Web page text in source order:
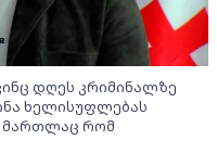
დღეს კრიმინალზე
ხელისუფლებას
მართლაც რომ